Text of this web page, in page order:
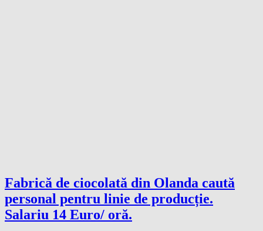
Fabrică de ciocolată din Olanda caută
personal pentru linie de producție.
Salariu 14 Euro/ oră.